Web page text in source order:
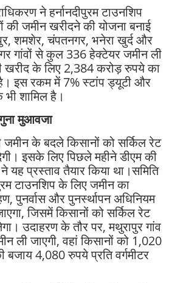
ने हर्नानदीपुरम टाउनशिप
की जमीन खरीदने की योजना बनाई
शमशेर, चंपतनगर, भनेरा खुर्द और
गांवों से कुल 336 हेक्टेयर जमीन ली
खरीद के लिए 2,384 करोड़ रुपये का
इस रकम में 7% स्टांप ड्यूटी और
शामिल है।
मुआवजा
जमीन के बदले किसानों को सर्किल रेट
इसके लिए पिछले महीने डीएम की
ने यह प्रस्ताव तैयार किया था।समिति
टाउनशिप के लिए जमीन का
पुनर्वास और पुनर्स्थापन अधिनियम
जिसमें किसानों को सर्किल रेट
उदाहरण के तौर पर, मथुरापुर गांव
ली जाएगी, वहां किसानों को 1,020
बजाय 4,080 रुपये प्रति वर्गमीटर